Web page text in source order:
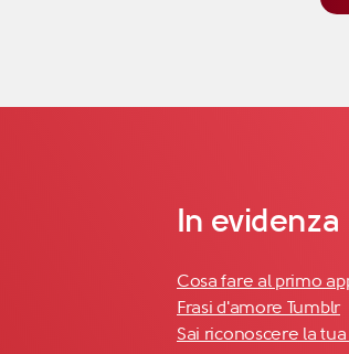
In evidenza
Cosa fare al primo
Frasi d'amore Tumblr
Sai riconoscere la